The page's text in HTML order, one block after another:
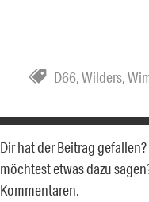
D66,Wilders,
Dir hat der Beitrag
möchtest etwas dazu
Kommentaren.